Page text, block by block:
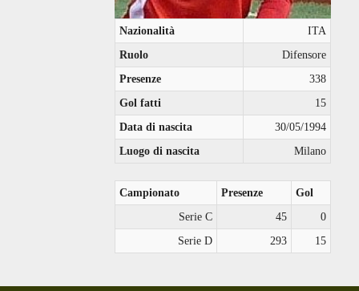
Nazionalità
ITA
Ruolo
Difensore
Presenze
338
Gol fatti
15
Data di nascita
30/05/1994
Luogo di nascita
Milano
Campionato Presenze
Gol
Serie C
45
0
Serie D
293 15